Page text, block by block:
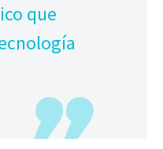
que